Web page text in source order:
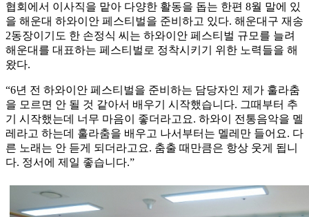
협회에서 이사직을 맡아 다양한 활동을 돕는 한편 8월 말에 있
을 해운대 하와이안 페스티벌을 준비하고 있다. 해운대구 재송
2동장이기도 한 손정식 씨는 하와이안 페스티벌 규모를 늘려
해운대를 대표하는 페스티벌로 정착시키기 위한 노력들을 해
왔다.
“6년 전 하와이안 페스티벌을 준비하는 담당자인 제가 훌라춤
을 모르면 안 될 것 같아서 배우기 시작했습니다. 그때부터 추
기 시작했는데 너무 마음이 좋더라고요. 하와이 전통음악을 멜
레라고 하는데 훌라춤을 배우고 나서부터는 멜레만 들어요. 다
른 노래는 안 듣게 되더라고요. 춤출 때만큼은 항상 웃게 됩니
다. 정서에 제일 좋습니다.”